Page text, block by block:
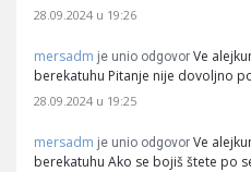
28.09.2024 u 19:26
mersadm je unio odgovor Ve
berekatuhu Pitanje nije dovoljno
28.09.2024 u 19:25
mersadm je unio odgovor Ve
berekatuhu Ako se bojiš štete po